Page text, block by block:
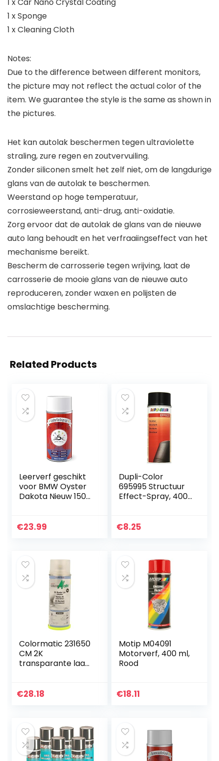
1 x Car Nano Crystal Coating
1 x Sponge
1 x Cleaning Cloth
Notes:
Due to the difference between different monitors,
the picture may not reflect the actual color of the
item. We guarantee the style is the same as shown in
the pictures.
Het kan autolak beschermen tegen ultraviolette
straling, zure regen en zoutvervuiling.
Zonder siliconen smelt het zelf niet, om de langdurige
glans van de autolak te beschermen.
Weerstand op hoge temperatuur,
corrosieweerstand, anti-drug, anti-oxidatie.
Zorg ervoor dat de autolak de glans van de nieuwe
auto lang behoudt en het verfraaiingseffect van het
mechanisme bereikt.
Bescherm de carrosserie tegen wrijving, laat de
carrosserie de mooie glans van de nieuwe auto
reproduceren, zonder waxen en polijsten de
omslachtige bescherming.
Related Products
Leerverf geschikt
voor BMW Oyster
Dakota Nieuw 150
Leather Colour
€23.99
Dupli-Color
695995 Structuur
Effect-Spray, 400
€8.25
Colormatic 231650
CM 2K
transparante laag
€28.18
Motip M04091
Motorverf, 400 ml,
Rood
€18.11